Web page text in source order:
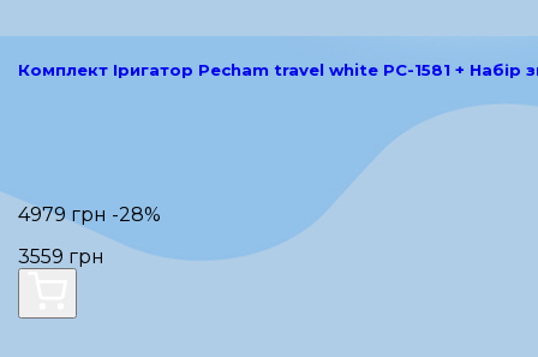
Комплект Іригатор
4979 грн -28%
3559 грн